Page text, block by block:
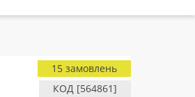
КОД [564861]
15 замовлень